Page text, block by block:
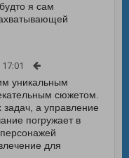
я сам
уникальным
сюжетом.
а управление
погружает в
для